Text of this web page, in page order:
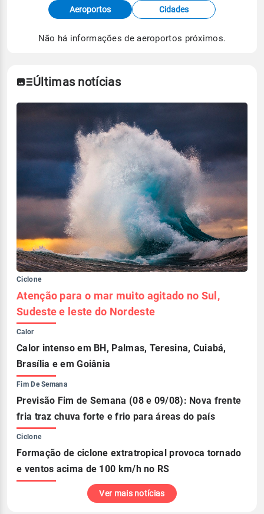
Fonte: dados combinados de estações
meteorológicas e satélite do Centro de Previsão
de Tempo e Estudos Climáticos (CPTEC).
Aeroportos Cidades
Não há informações de aeroportos próximos.
Últimas notícias
Ciclone
Atenção para o mar muito agitado no Sul,
Sudeste e leste do Nordeste
Calor
Calor intenso em BH, Palmas, Teresina, Cuiabá,
Brasília e em Goiânia
Fim De Semana
Previsão Fim de Semana (08 e 09/08): Nova frente
fria traz chuva forte e frio para áreas do país
Ciclone
Formação de ciclone extratropical provoca tornado
e ventos acima de 100 km/h no RS
Ver mais notícias